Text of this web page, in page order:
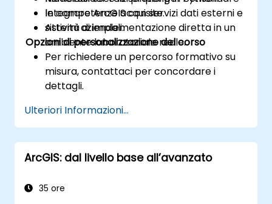
Integrare ArcGIS con servizi dati esterni e
sistemi aziendali.
le competenze acquisite.
Attività di implementazione diretta in un
ambiente laboratoriale reale.
Opzioni di personalizzazione del corso
Per richiedere un percorso formativo su
misura, contattaci per concordare i
dettagli.
Ulteriori Informazioni...
ArcGIS: dal livello base all’avanzato
35 ore